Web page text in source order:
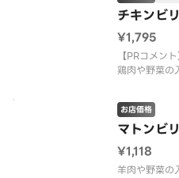
チキンビ
¥1,795
【PRコメント
鶏肉や野菜の
【お店PR】
有名店の料理
三ツ星シェフ
マトンビ
お店価格
¥1,118
羊肉や野菜の